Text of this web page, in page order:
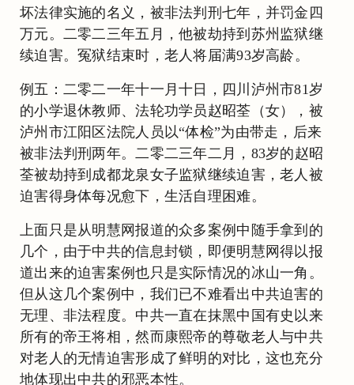
坏法律实施的名义，被非法判刑七年，并罚金四
万元。二零二三年五月，他被劫持到苏州监狱继
续迫害。冤狱结束时，老人将届满93岁高龄。
例五：二零二一年十一月十日，四川泸州市81岁
的小学退休教师、法轮功学员赵昭荃（女），被
泸州市江阳区法院人员以“体检”为由带走，后来
被非法判刑两年。二零二三年二月，83岁的赵昭
荃被劫持到成都龙泉女子监狱继续迫害，老人被
迫害得身体每况愈下，生活自理困难。
上面只是从明慧网报道的众多案例中随手拿到的
几个，由于中共的信息封锁，即便明慧网得以报
道出来的迫害案例也只是实际情况的冰山一角。
但从这几个案例中，我们已不难看出中共迫害的
无理、非法程度。中共一直在抹黑中国有史以来
所有的帝王将相，然而康熙帝的尊敬老人与中共
对老人的无情迫害形成了鲜明的对比，这也充分
地体现出中共的邪恶本性。